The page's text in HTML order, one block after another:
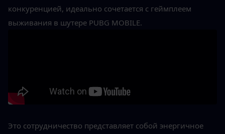
конкуренцией, идеально сочетается с геймплеем
выживания в шутере PUBG MOBILE.
Это сотрудничество представляет собой энергичное